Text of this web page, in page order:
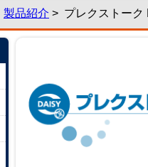
製品紹介 > プレクストーク